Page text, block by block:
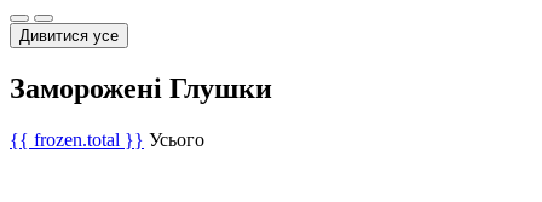
Дивитися усе
Заморожені Глушки
{{ frozen.total }} Усього